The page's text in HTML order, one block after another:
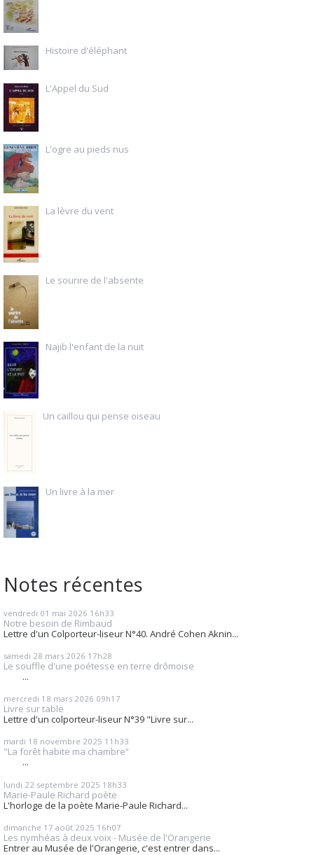
Histoire d'éléphant
L'Appel du Sud
L'ogre au pieds nus
La lèvre du vent
Le sourire de l'absente
Najib l'enfant de la nuit
Un caillou qui pense oiseau
Un livre à la mer
Notes récentes
vendredi 01 mai 2026 16h33
Notre besoin de Rimbaud
Lettre d'un Colporteur-liseur N°40. André Cohen Aknin...
samedi 28 mars 2026 17h28
Le souffle d'une poétesse en terre drômoise
...
mercredi 18 mars 2026 09h17
Livre sur table
Lettre d'un colporteur-liseur N°39 "Livre sur...
mardi 18 novembre 2025 11h33
"La forêt habite ma chambre”
...
lundi 22 septembre 2025 18h33
Marie-Paule Richard poète
L'horloge de la poète Marie-Paule Richard...
dimanche 17 août 2025 16h07
Les nymhéas à deux voix - Musée de l'Orangerie
Entrer au Musée de l'Orangerie, c'est entrer dans...